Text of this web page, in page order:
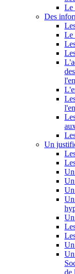
Le
Des
Le
Un
Un
Un
de